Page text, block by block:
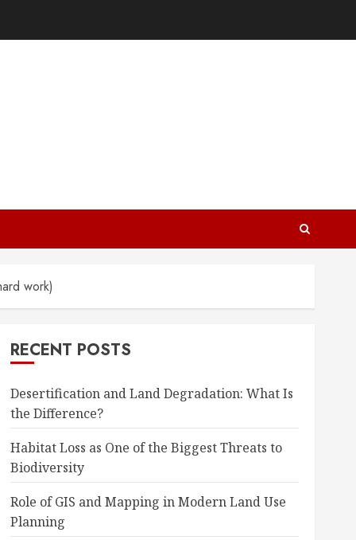
work)
RECENT POSTS
Desertification and Land Degradation: What Is
the Difference?
Habitat Loss as One of the Biggest Threats to
Biodiversity
Role of GIS and Mapping in Modern Land Use
Planning